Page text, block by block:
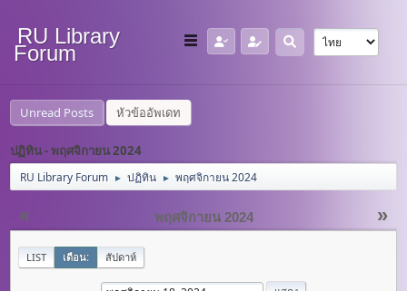
RU Library
Forum
Unread Posts หัวข้ออัพเดท
ปฏิทิน - พฤศจิกายน 2024
RU Library Forum ► ปฏิทิน ► พฤศจิกายน 2024
« »
พฤศจิกายน 2024
LIST เดือน: สัปดาห์